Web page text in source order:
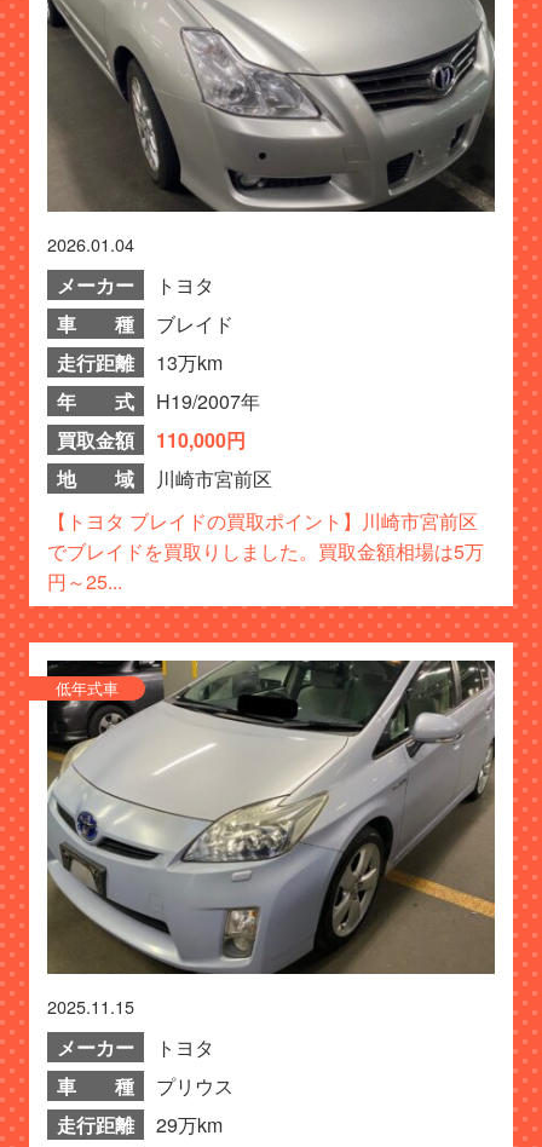
2026.01.04
メーカー
トヨタ
車 種
ブレイド
走行距離
13万km
年 式
H19/2007年
買取金額
110,000円
地 域
川崎市宮前区
【トヨタ ブレイドの買取ポイント】川崎市宮前区
でブレイドを買取りしました。買取金額相場は5万
円～25...
低年式車
2025.11.15
メーカー
トヨタ
車 種
プリウス
走行距離
29万km